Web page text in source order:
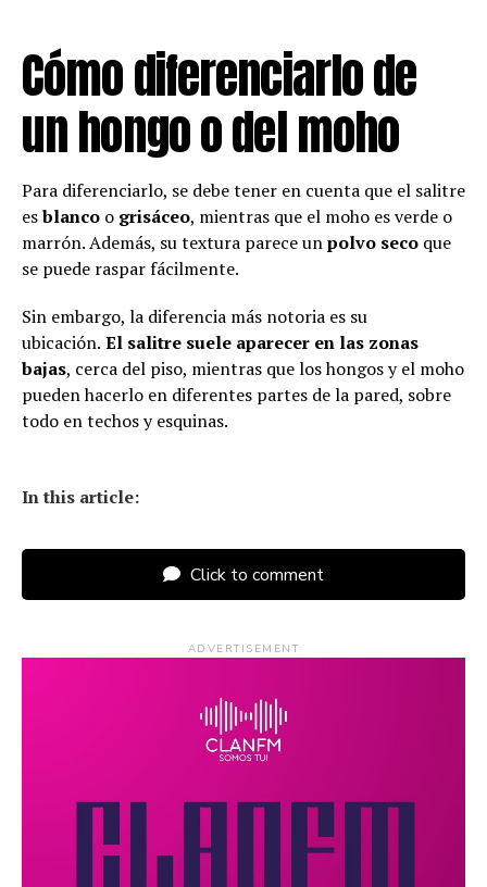
Cómo diferenciarlo de
un hongo o del moho
Para diferenciarlo, se debe tener en cuenta que el salitre
esblanco o grisáceo, mientras que el moho es verde o
marrón. Además, su textura parece unpolvo seco que
se puede raspar fácilmente.
Sin embargo, la diferencia más notoria es su
ubicación. El salitre suele aparecer en las zonas
bajas, cerca del piso, mientras que los hongos y el moho
pueden hacerlo en diferentes partes de la pared, sobre
todo en techos y esquinas.
In this article:
Click to comment
ADVERTISEMENT